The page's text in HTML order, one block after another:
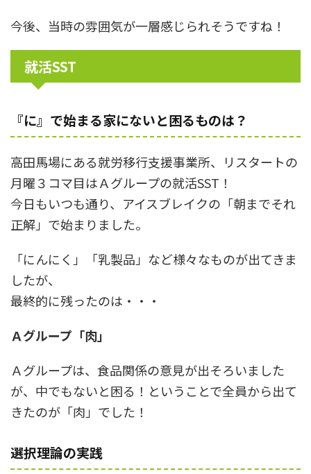
今後、当時の雰囲気が一層感じられそうですね！
就活SST
『に』で始まる家にないと困るものは？
高田馬場にある就労移行支援事業所、リスタートの
月曜３コマ目はＡグループの就活SST！
今日もいつも通り、アイスブレイクの「朝までそれ
正解」で始まりました。
「にんにく」「乳製品」など様々なものが出てきま
したが、
最終的に残ったのは・・・
Ａグループ「肉」
Ａグループは、食品関係の意見が出そろいました
が、中でもないと困る！ということで全員から出て
きたのが「肉」でした！
選択理論の実践